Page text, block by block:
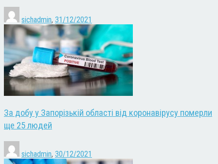
sichadmin, 31/12/2021
За добу у Запорізькій області від коронавірусу померли
ще 25 людей
sichadmin, 30/12/2021